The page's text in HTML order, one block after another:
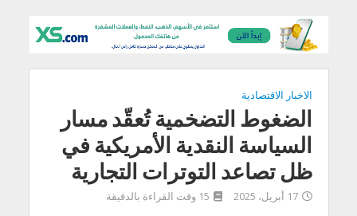
الاخبار الاقتصادية
الضغوط التضخمية تُعقّد مسار
السياسة النقدية الأمريكية في
ظل تصاعد التوترات التجارية
17 أبريل، 2025 15 وقت القراءة بالدقيقة